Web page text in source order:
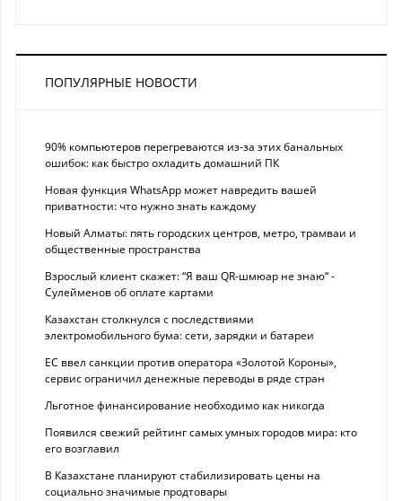
ПОПУЛЯРНЫЕ НОВОСТИ
90% компьютеров перегреваются из-за этих банальных
ошибок: как быстро охладить домашний ПК
Новая функция WhatsApp может навредить вашей
приватности: что нужно знать каждому
Новый Алматы: пять городских центров, метро, трамваи и
общественные пространства
Взрослый клиент скажет: “Я ваш QR-шмюар не знаю“ -
Сулейменов об оплате картами
Казахстан столкнулся с последствиями
электромобильного бума: сети, зарядки и батареи
ЕС ввел санкции против оператора «Золотой Короны»,
сервис ограничил денежные переводы в ряде стран
Льготное финансирование необходимо как никогда
Появился свежий рейтинг самых умных городов мира: кто
его возглавил
В Казахстане планируют стабилизировать цены на
социально значимые продтовары